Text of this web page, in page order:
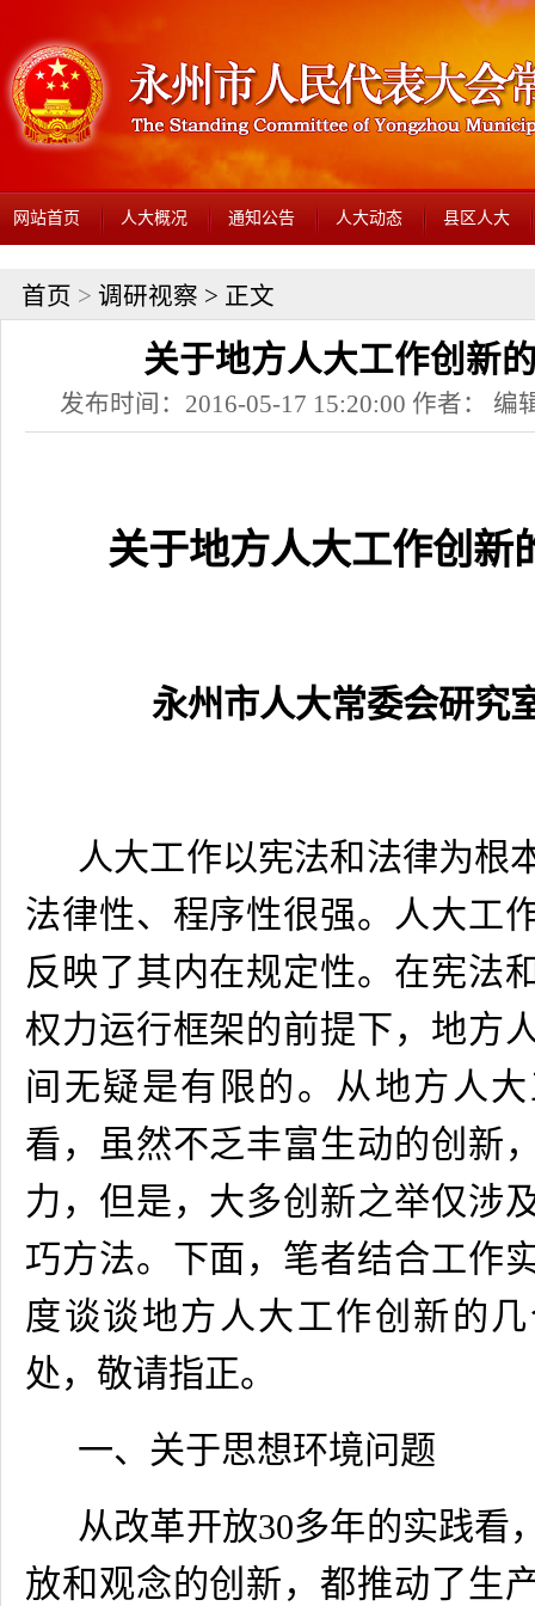
网站首页 人大概况 通知公告 人大动态 县区人大
首页 > 调研视察 > 正文
关于地方人大工作创新
发布时间：2016-05-17 15:20:00 作者： 编
关于地方人大工作创新
永州市人大常委会研究
人大工作以宪法和法律为根
法律性、程序性很强。人大工
反映了其内在规定性。在宪法
权力运行框架的前提下，地方
间无疑是有限的。从地方人
看，虽然不乏丰富生动的创新
力，但是，大多创新之举仅涉
巧方法。下面，笔者结合工作
度谈谈地方人大工作创新的
处，敬请指正。
一、关于思想环境问题
从改革开放30多年的实践看
放和观念的创新，都推动了生